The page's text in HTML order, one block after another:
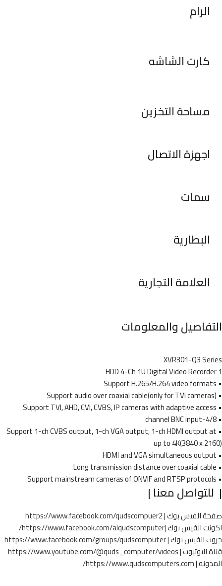
التفاصيل والمعلومات
XVR301-Q3 Series
1 HDD 4-Ch 1U Digital Video Recorder
• Support H.265/H.264 video formats
• Support audio over coaxial cable(only for TVI cameras)
• Support TVI, AHD, CVI, CVBS, IP cameras with adaptive access
• 4/8-channel BNC input
• Support 1-ch CVBS output, 1-ch VGA output, 1-ch HDMI output at
up to 4K(3840 x 2160)
• HDMI and VGA simultaneous output
• Long transmission distance over coaxial cable
• Support mainstream cameras of ONVIF and RTSP protocols
| للتواصل معنا |
صفحة الفيس بوك |https://www.facebook.com/qudscompuer2
اكونت الفيس بوك |https://www.facebook.com/alqudscomputer/
جروب الفيس بوك |https://www.facebook.com/groups/qudscomputer
قناة اليوتيوب |https://www.youtube.com/@quds_computer/videos
المدونه |https://www.qudscomputers.com/
الرام
كارت الشاشه
مساحة التخزين
اجهزة الاتصال
سمات
البطارية
العلامة التجارية